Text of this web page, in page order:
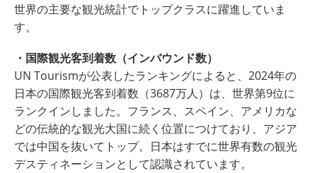
世界の主要な観光統計でトップクラスに躍進していま
す。
・国際観光客到着数（インバウンド数）
UN Tourismが公表したランキングによると、2024年の
日本の国際観光客到着数（3687万人）は、世界第9位に
ランクインしました。フランス、スペイン、アメリカな
どの伝統的な観光大国に続く位置につけており、アジア
では中国を抜いてトップ。日本はすでに世界有数の観光
デスティネーションとして認識されています。